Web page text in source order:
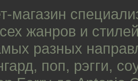
магазин
жанров и
разных
, поп, рэгги,